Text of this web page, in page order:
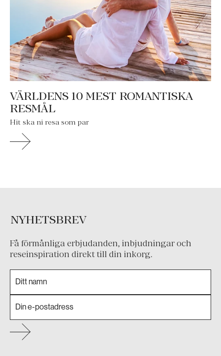
VÄRLDENS 10 MEST ROMANTISKA
RESMÅL
Hit ska ni resa som par
NYHETSBREV
Få förmånliga erbjudanden, inbjudningar och
reseinspiration direkt till din inkorg.